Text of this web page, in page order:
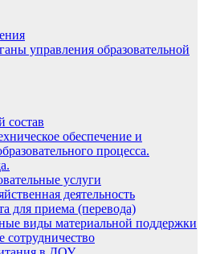
управления образовательной
состав
обеспечение и
процесса.
услуги
деятельность
для приема (перевода)
виды материальной поддержки